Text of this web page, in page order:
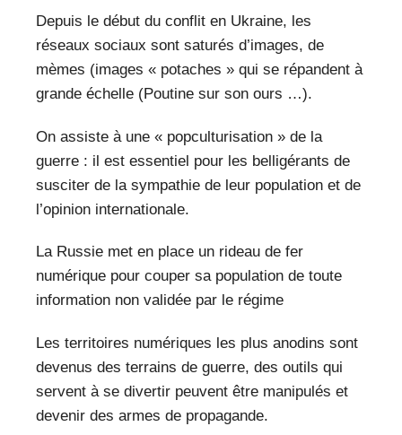
Depuis le début du conflit en Ukraine, les
réseaux sociaux sont saturés d’images, de
mèmes (images « potaches » qui se répandent à
grande échelle (Poutine sur son ours …).
On assiste à une « popculturisation » de la
guerre : il est essentiel pour les belligérants de
susciter de la sympathie de leur population et de
l’opinion internationale.
La Russie met en place un rideau de fer
numérique pour couper sa population de toute
information non validée par le régime
Les territoires numériques les plus anodins sont
devenus des terrains de guerre, des outils qui
servent à se divertir peuvent être manipulés et
devenir des armes de propagande.